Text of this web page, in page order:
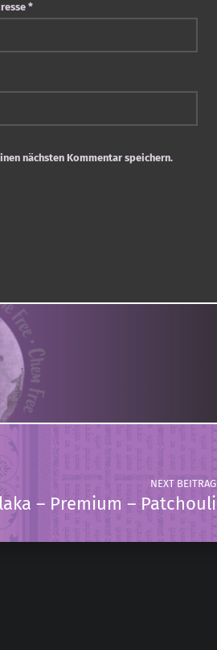
*
nächsten Kommentar speichern.
NEXT BEITRAG
– Premium – Patchouli